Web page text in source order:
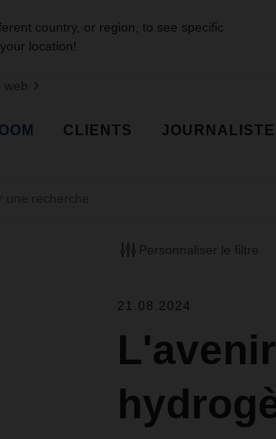
country, or region, to see specific
location!
web
CLIENTS
Personnaliser le filtre
21.08.2024